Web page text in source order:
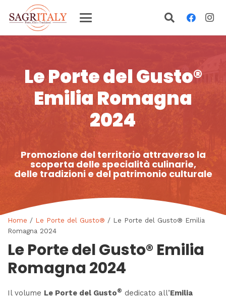
Le Porte del Gusto®
Emilia Romagna
2024
Promozione del territorio attraverso la
scoperta delle specialità culinarie,
delle tradizioni e del patrimonio culturale
Home / Le Porte del Gusto® / Le Porte del Gusto® Emilia
Romagna 2024
Le Porte del Gusto® Emilia
Romagna 2024
Il volume Le Porte del Gusto® dedicato all’Emilia